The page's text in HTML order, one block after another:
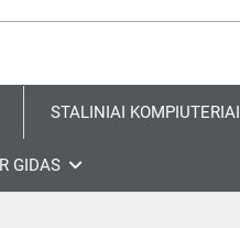
STALINIAI KOMPIUTERIAI
GIDAS